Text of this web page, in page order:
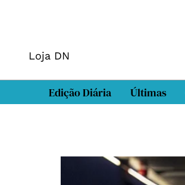
Loja DN
Edição Diária Últimas